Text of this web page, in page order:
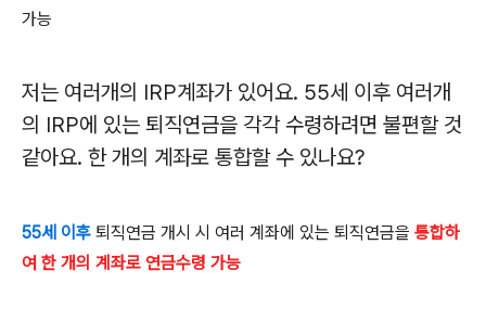
가능
저는 여러개의 IRP계좌가 있어요. 55세 이후 여러개
의 IRP에 있는 퇴직연금을 각각 수령하려면 불편할 것
같아요. 한 개의 계좌로 통합할 수 있나요?
55세 이후 퇴직연금 개시 시 여러 계좌에 있는 퇴직연금을 통합하
여 한 개의 계좌로 연금수령 가능